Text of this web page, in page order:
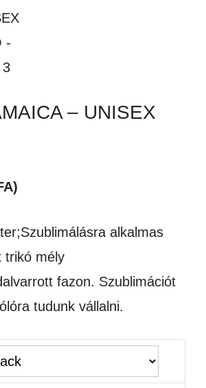
– UNISEX
alkalmas
trikó mély
fazon. Szublimációt
tudunk vállalni.